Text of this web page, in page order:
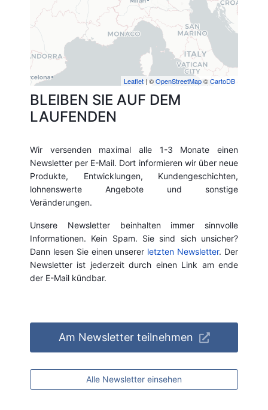
Leaflet | ©OpenStreetMap©CartoDB
BLEIBEN SIE AUF DEM
LAUFENDEN
Wir versenden maximal alle 1-3 Monate einen
Newsletter per E-Mail. Dort informieren wir über neue
Produkte, Entwicklungen, Kundengeschichten,
lohnenswerte Angebote und sonstige
Veränderungen.
Unsere Newsletter beinhalten immer sinnvolle
Informationen. Kein Spam. Sie sind sich unsicher?
Dann lesen Sie einen unserer letzten Newsletter. Der
Newsletter ist jederzeit durch einen Link am ende
der E-Mail kündbar.
Am Newsletter teilnehmen
Alle Newsletter einsehen